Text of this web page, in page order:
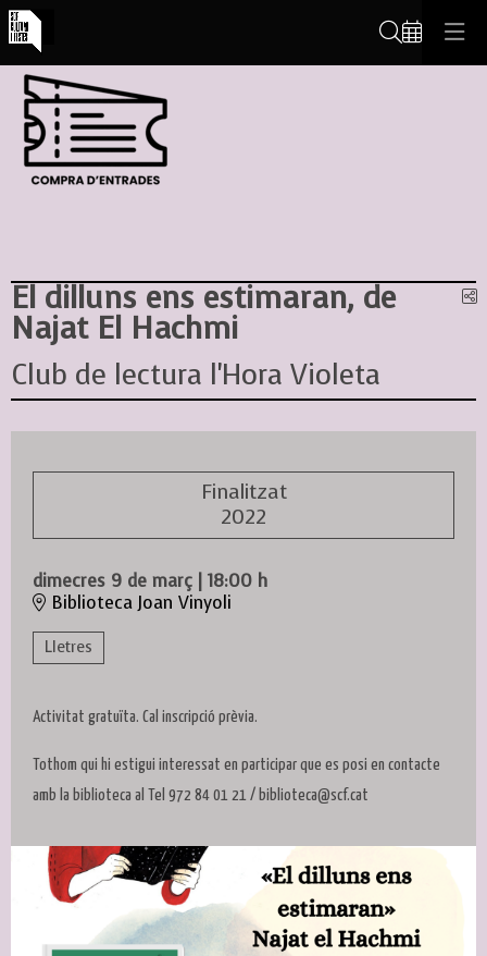
El dilluns ens estimaran, de
Najat El Hachmi
Club de lectura l'Hora Violeta
Finalitzat
2022
dimecres 9 de març | 18:00 h
Biblioteca Joan Vinyoli
Lletres
Activitat gratuïta. Cal inscripció prèvia.
Tothom qui hi estigui interessat en participar que es posi en contacte
amb la biblioteca al Tel 972 84 01 21 / biblioteca@scf.cat